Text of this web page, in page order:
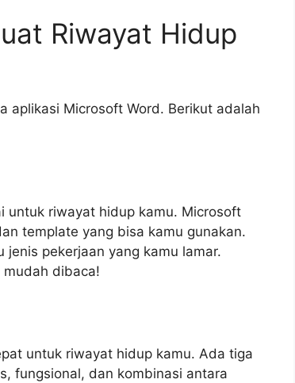
Riwayat Hidup
aplikasi Microsoft Word. Berikut adalah
untuk riwayat hidup kamu. Microsoft
template yang bisa kamu gunakan.
pekerjaan yang kamu lamar.
dibaca!
untuk riwayat hidup kamu. Ada tiga
fungsional, dan kombinasi antara